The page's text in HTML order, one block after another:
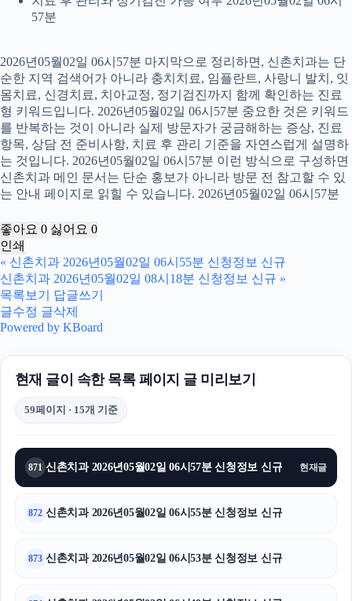
57분
2026년05월02일 06시57분 마지막으로 정리하면, 신촌치과는 단
순한 지역 검색어가 아니라 충치치료, 임플란트, 사랑니 발치, 잇
몸치료, 신경치료, 치아교정, 정기검진까지 함께 확인하는 진료
형 키워드입니다. 2026년05월02일 06시57분 중요한 것은 키워드
를 반복하는 것이 아니라 실제 방문자가 궁금해하는 증상, 진료
항목, 상담 전 준비사항, 치료 후 관리 기준을 자연스럽게 설명하
는 것입니다. 2026년05월02일 06시57분 이런 방식으로 구성하면
신촌치과 메인 문서는 단순 홍보가 아니라 방문 전 참고할 수 있
는 안내 페이지로 읽힐 수 있습니다. 2026년05월02일 06시57분
좋아요 0 싫어요 0
인쇄
« 신촌치과 2026년05월02일 06시55분 신청정보 신규
신촌치과 2026년05월02일 08시18분 신청정보 신규 »
목록보기
답글쓰기
글수정 글삭제
Powered by KBoard
현재 글이 속한 목록 페이지 글 미리보기
59페이지 · 15개 기준
871 신촌치과 2026년05월02일 06시57분 신청정보 신규 현재글
872 신촌치과 2026년05월02일 06시55분 신청정보 신규
873 신촌치과 2026년05월02일 06시53분 신청정보 신규